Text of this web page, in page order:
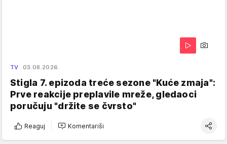
TV 03.08.2026.
Stigla 7. epizoda treće sezone "Kuće zmaja":
Prve reakcije preplavile mreže, gledaoci
poručuju "držite se čvrsto"
Reaguj Komentariši